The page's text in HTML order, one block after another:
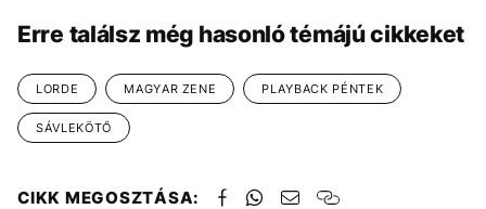
Erre találsz még hasonló témájú cikkeket
LORDE MAGYAR ZENE PLAYBACK PÉNTEK
SÁVLEKÖTŐ
CIKK MEGOSZTÁSA: